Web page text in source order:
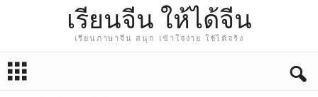
เรียนจีน ให้ได้จีน
เรียนภาษาจีน สนุก เข้าใจง่าย ใช้ได้จริง